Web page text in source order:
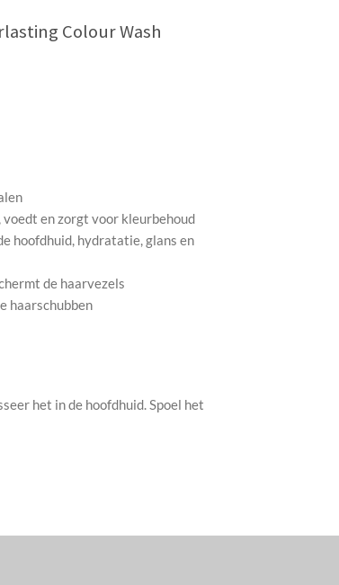
Colour Wash
en zorgt voor kleurbehoud
hoofdhuid, hydratatie, glans en
de haarvezels
haarschubben
het in de hoofdhuid. Spoel het